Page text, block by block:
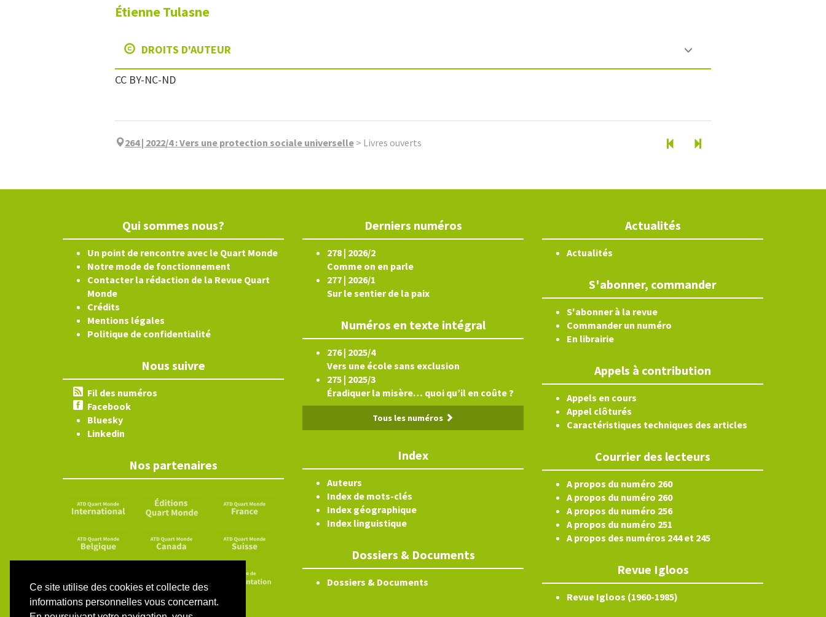
Ce site utilise des cookies et collecte des
informations personnelles vous concernant.
ÉtienneTulasne
DROITS D'AUTEUR
CC BY-NC-ND
264 | 2022/4:Vers une protection sociale universelle > Livres ouverts
Qui sommes nous?
Un point de rencontre avec le Quart Monde
Notre mode de fonctionnement
Contacter la rédaction de la Revue Quart
Monde
Crédits
Mentions légales
Politique de confidentialité
Nous suivre
Fil des numéros
Facebook
Bluesky
Linkedin
Nos partenaires
Derniers numéros
278 | 2026/2
Comme on en parle
277 | 2026/1
Sur le sentier de la paix
Numéros en texte intégral
276 | 2025/4
Vers une école sans exclusion
275 | 2025/3
Éradiquer la misère… quoi qu’il en coûte ?
Tous les numéros
Index
Auteurs
Index de mots-clés
Index géographique
Index linguistique
Dossiers & Documents
Dossiers & Documents
Actualités
Actualités
S'abonner, commander
S'abonner à la revue
Commander un numéro
En librairie
Appels à contribution
Appels en cours
Appel clôturés
Caractéristiques techniques des articles
Courrier des lecteurs
A propos du numéro 260
A propos du numéro 260
A propos du numéro 256
A propos du numéro 251
A propos des numéros 244 et 245
Revue Igloos
Revue Igloos (1960-1985)